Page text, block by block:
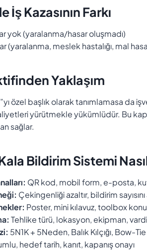
İş Kazasının Farkı
yok (yaralanma/hasar oluşmadı)
(yaralanma, meslek hastalığı, mal
Yaklaşım
özel başlık olarak tanımlamasa da
yürütmekle yükümlüdür. Bu
sağlar.
Bildirim Sistemi
QR kod, mobil form, e-posta,
Çekingenliği azaltır, bildirim sayısını
Poster, mini kılavuz, toolbox
Tehlike türü, lokasyon, ekipman,
5N1K + 5Neden, Balık Kılçığı, Bow-Tie
hedef tarih, kanıt, kapanış onayı